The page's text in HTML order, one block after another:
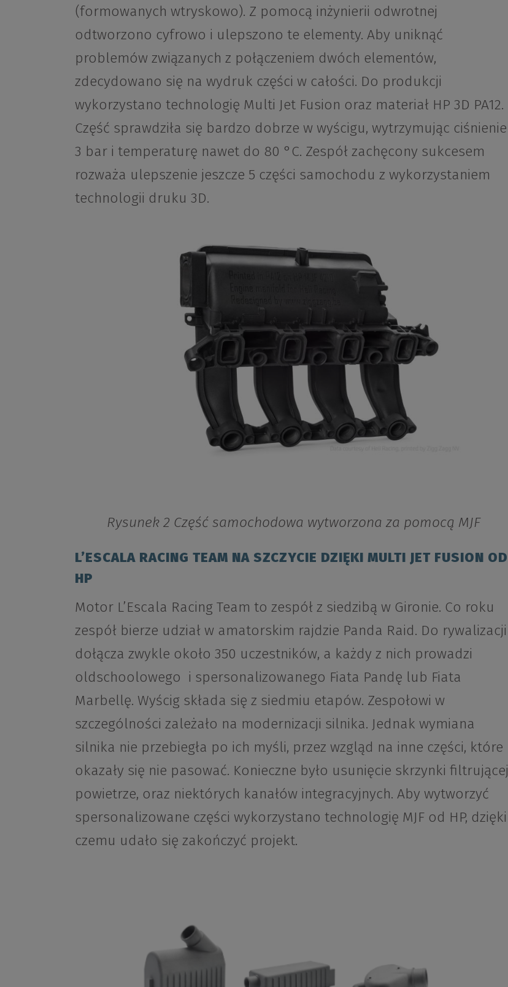
(formowanych wtryskowo). Z pomocą inżynierii odwrotnej
odtworzono cyfrowo i ulepszono te elementy. Aby uniknąć
problemów związanych z połączeniem dwóch elementów,
zdecydowano się na wydruk części w całości. Do produkcji
wykorzystano technologię Multi Jet Fusion oraz materiał HP 3D PA12.
Część sprawdziła się bardzo dobrze w wyścigu, wytrzymując ciśnienie
3 bar i temperaturę nawet do 80 °C. Zespół zachęcony sukcesem
rozważa ulepszenie jeszcze 5 części samochodu z wykorzystaniem
technologii druku 3D.
Rysunek 2 Część samochodowa wytworzona za pomocą MJF
L’ESCALA RACING TEAM NA SZCZYCIE DZIĘKI MULTI JET FUSION OD
HP
Motor L’Escala Racing Team to zespół z siedzibą w Gironie. Co roku
zespół bierze udział w amatorskim rajdzie Panda Raid. Do rywalizacji
dołącza zwykle około 350 uczestników, a każdy z nich prowadzi
oldschoolowego i spersonalizowanego Fiata Pandę lub Fiata
Marbellę. Wyścig składa się z siedmiu etapów. Zespołowi w
szczególności zależało na modernizacji silnika. Jednak wymiana
silnika nie przebiegła po ich myśli, przez wzgląd na inne części, które
okazały się nie pasować. Konieczne było usunięcie skrzynki filtrującej
powietrze, oraz niektórych kanałów integracyjnych. Aby wytworzyć
spersonalizowane części wykorzystano technologię MJF od HP, dzięki
czemu udało się zakończyć projekt.